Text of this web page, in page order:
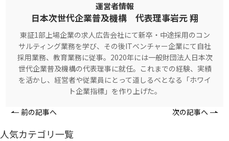
運営者情報
日本次世代企業普及機構 代表理事岩元 翔
東証1部上場企業の求人広告会社にて新卒・中途採用のコン
サルティング業務を学び、その後ITベンチャー企業にて自社
採用業務、教育業務に従事。2020年には一般財団法人日本次
世代企業普及機構の代表理事に就任。これまでの経験、実績
を活かし、経営者や従業員にとって道しるべとなる「ホワイ
ト企業指標」を作り上げた。
前の記事へ 次の記事へ
人気カテゴリ一覧